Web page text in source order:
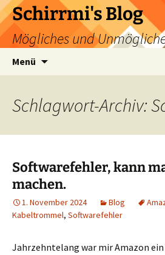
Zum
Inhalt
springen
Schirrmi's Blog
Mögliches und
Menü
Schlagwort-Archiv:
Softwarefehler, kann
machen.
1. November 2024 Blog
Kabeltrommel, Softwarefehler
Jahrzehntelang war mir Amazon